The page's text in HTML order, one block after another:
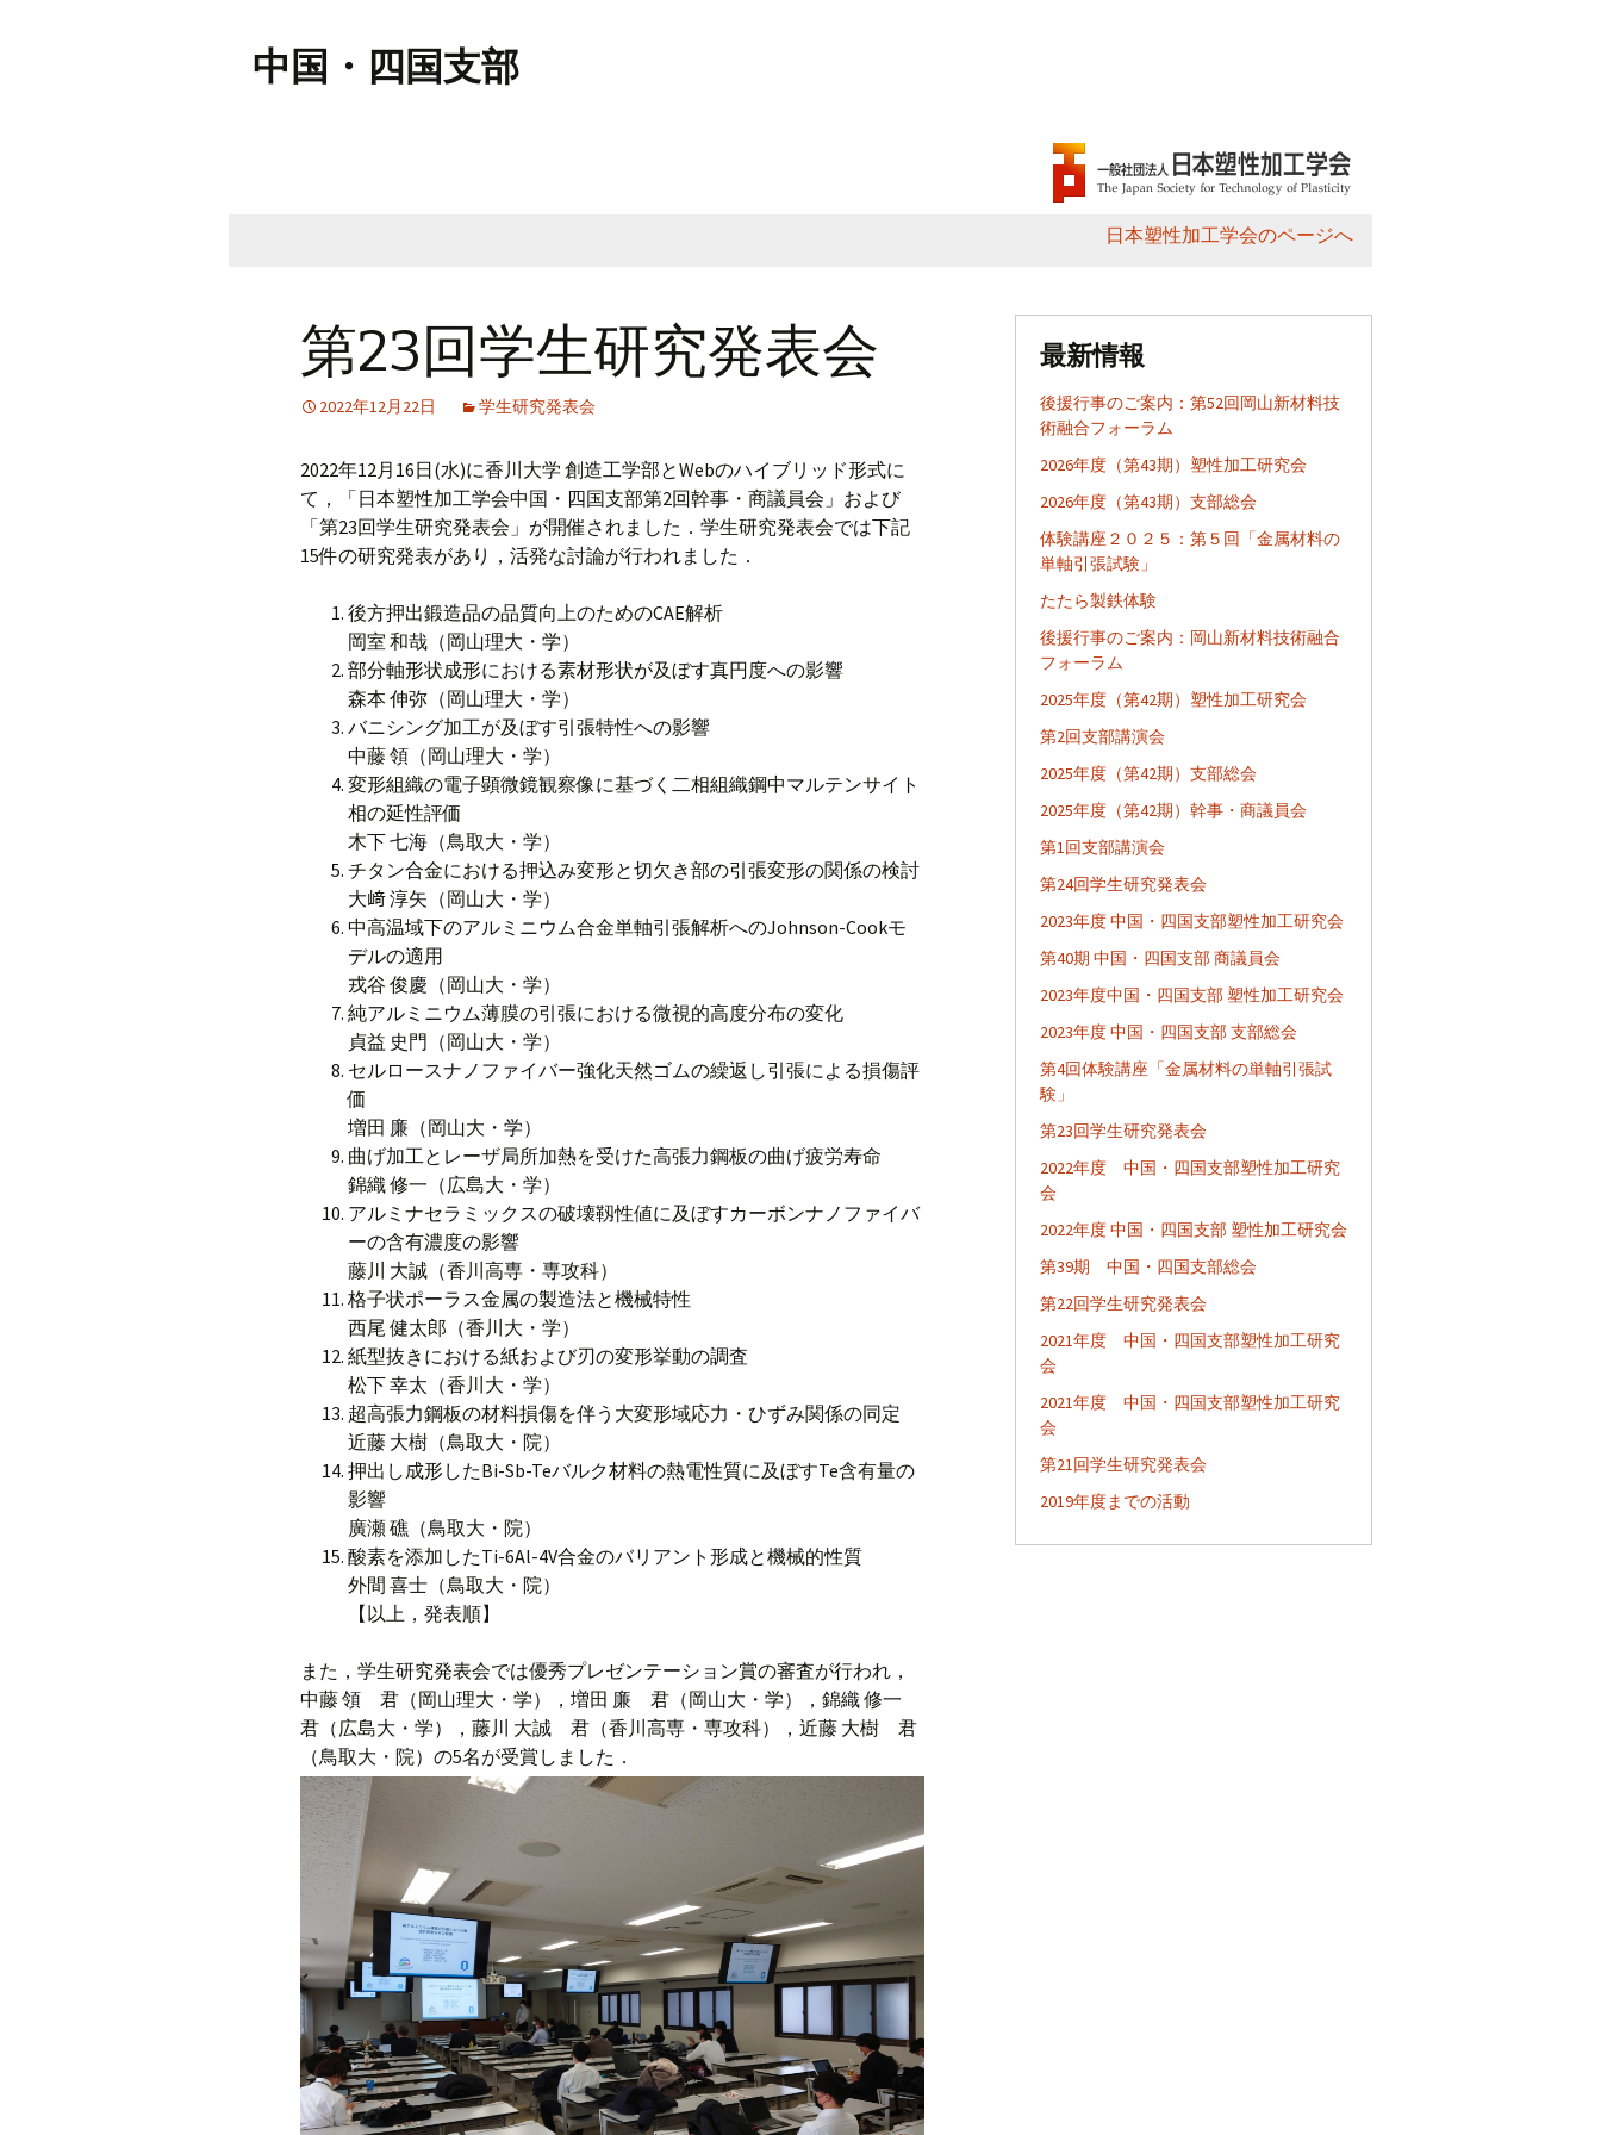
中国・四国支部
日本塑性加工学会のページへ
第23回学生研究発表会
2022年12月22日 学生研究発表会
2022年12月16日(水)に香川大学 創造工学部とWebのハイブリッド形式に
て，「日本塑性加工学会中国・四国支部第2回幹事・商議員会」および
「第23回学生研究発表会」が開催されました．学生研究発表会では下記
15件の研究発表があり，活発な討論が行われました．
後方押出鍛造品の品質向上のためのCAE解析
岡室 和哉（岡山理大・学）
部分軸形状成形における素材形状が及ぼす真円度への影響
森本 伸弥（岡山理大・学）
バニシング加工が及ぼす引張特性への影響
中藤 領（岡山理大・学）
変形組織の電子顕微鏡観察像に基づく二相組織鋼中マルテンサイト
相の延性評価
木下 七海（鳥取大・学）
チタン合金における押込み変形と切欠き部の引張変形の関係の検討
大﨑 淳矢（岡山大・学）
中高温域下のアルミニウム合金単軸引張解析へのJohnson-Cookモ
デルの適用
戎谷 俊慶（岡山大・学）
純アルミニウム薄膜の引張における微視的高度分布の変化
貞益 史門（岡山大・学）
セルロースナノファイバー強化天然ゴムの繰返し引張による損傷評
価
増田 廉（岡山大・学）
曲げ加工とレーザ局所加熱を受けた高張力鋼板の曲げ疲労寿命
錦織 修一（広島大・学）
アルミナセラミックスの破壊靱性値に及ぼすカーボンナノファイバ
ーの含有濃度の影響
藤川 大誠（香川高専・専攻科）
格子状ポーラス金属の製造法と機械特性
西尾 健太郎（香川大・学）
紙型抜きにおける紙および刃の変形挙動の調査
松下 幸太（香川大・学）
超高張力鋼板の材料損傷を伴う大変形域応力・ひずみ関係の同定
近藤 大樹（鳥取大・院）
押出し成形したBi-Sb-Teバルク材料の熱電性質に及ぼすTe含有量の
影響
廣瀬 礁（鳥取大・院）
酸素を添加したTi-6Al-4V合金のバリアント形成と機械的性質
外間 喜士（鳥取大・院）
【以上，発表順】
また，学生研究発表会では優秀プレゼンテーション賞の審査が行われ，
中藤 領 君（岡山理大・学），増田 廉 君（岡山大・学），錦織 修一
君（広島大・学），藤川 大誠 君（香川高専・専攻科），近藤 大樹 君
（鳥取大・院）の5名が受賞しました．
最新情報
後援行事のご案内：第52回岡山新材料技
術融合フォーラム
2026年度（第43期）塑性加工研究会
2026年度（第43期）支部総会
体験講座２０２５：第５回「金属材料の
単軸引張試験」
たたら製鉄体験
後援行事のご案内：岡山新材料技術融合
フォーラム
2025年度（第42期）塑性加工研究会
第2回支部講演会
2025年度（第42期）支部総会
2025年度（第42期）幹事・商議員会
第1回支部講演会
第24回学生研究発表会
2023年度 中国・四国支部塑性加工研究会
第40期 中国・四国支部 商議員会
2023年度中国・四国支部 塑性加工研究会
2023年度 中国・四国支部 支部総会
第4回体験講座「金属材料の単軸引張試
験」
第23回学生研究発表会
2022年度 中国・四国支部塑性加工研究
会
2022年度 中国・四国支部 塑性加工研究会
第39期 中国・四国支部総会
第22回学生研究発表会
2021年度 中国・四国支部塑性加工研究
会
2021年度 中国・四国支部塑性加工研究
会
第21回学生研究発表会
2019年度までの活動